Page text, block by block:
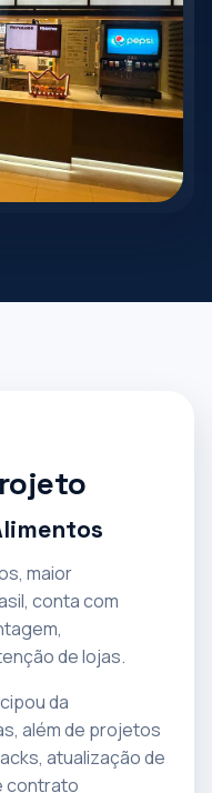
maior
conta com
de lojas.
da
além de projetos
atualização de
contrato